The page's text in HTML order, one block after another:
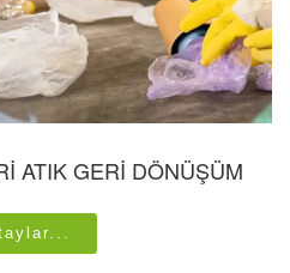
ATIK GERİ DÖNÜŞÜM